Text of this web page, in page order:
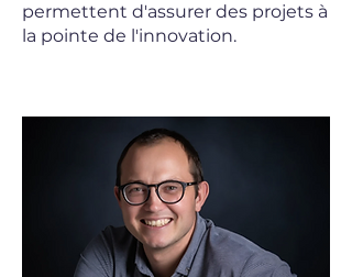
permettent d'assurer des projets à
la pointe de l'innovation.